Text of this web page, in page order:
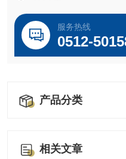
服务热线
0512-
产品分类
相关文章